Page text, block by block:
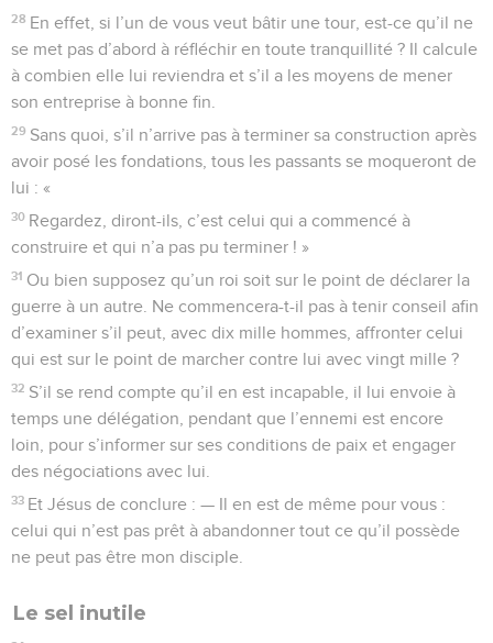
28 En effet, si l’un de vous veut bâtir une tour, est-ce qu’il ne
se met pas d’abord à réfléchir en toute tranquillité ? Il calcule
à combien elle lui reviendra et s’il a les moyens de mener
son entreprise à bonne fin.
29 Sans quoi, s’il n’arrive pas à terminer sa construction après
avoir posé les fondations, tous les passants se moqueront de
lui : «
30 Regardez, diront-ils, c’est celui qui a commencé à
construire et qui n’a pas pu terminer ! »
31 Ou bien supposez qu’un roi soit sur le point de déclarer la
guerre à un autre. Ne commencera-t-il pas à tenir conseil afin
d’examiner s’il peut, avec dix mille hommes, affronter celui
qui est sur le point de marcher contre lui avec vingt mille ?
32 S’il se rend compte qu’il en est incapable, il lui envoie à
temps une délégation, pendant que l’ennemi est encore
loin, pour s’informer sur ses conditions de paix et engager
des négociations avec lui.
33 Et Jésus de conclure : — Il en est de même pour vous :
celui qui n’est pas prêt à abandonner tout ce qu’il possède
ne peut pas être mon disciple.
Le sel inutile